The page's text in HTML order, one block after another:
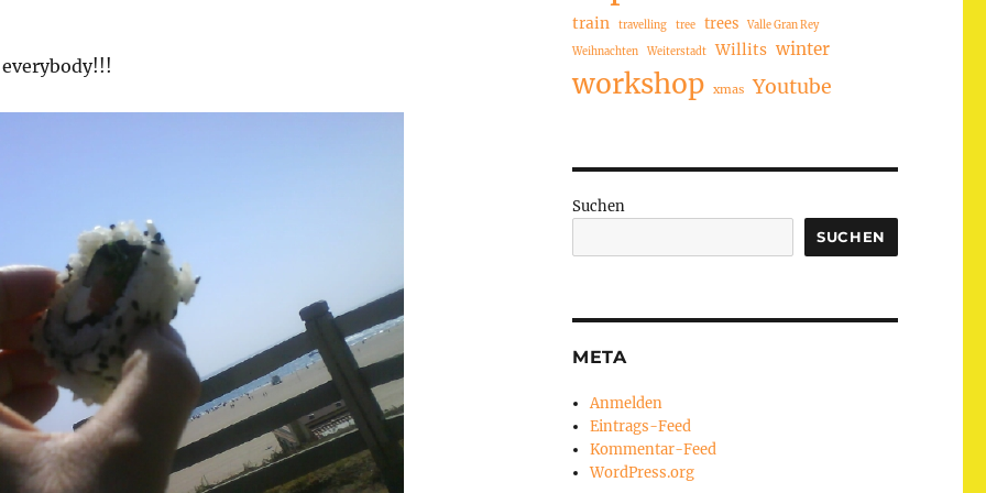
train travelling tree trees
Valle Gran Rey
Weihnachten
Weiterstadt Willits winter
workshop xmas Youtube
Suchen
SUCHEN
META
Anmelden
Eintrags-Feed
Kommentar-Feed
WordPress.org